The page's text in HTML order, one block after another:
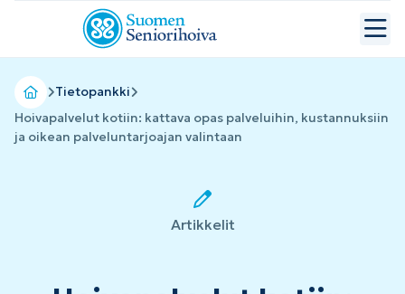
Tietopankki
Hoivapalvelut kotiin: kattava opas palveluihin, kustannuksiin
ja oikean palveluntarjoajan valintaan
Artikkelit